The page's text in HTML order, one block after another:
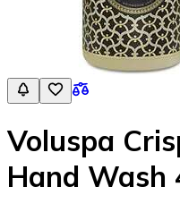
Voluspa
Hand Wash